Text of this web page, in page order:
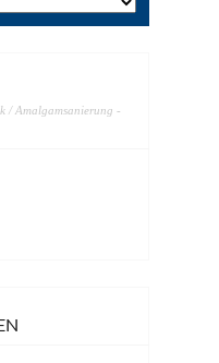
/Amalgamsanierung -